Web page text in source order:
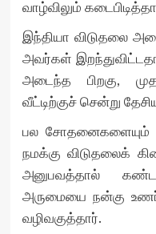
வாழ்விலும்
இந்தியா விடுதலை
அவர்கள்
அடைந்த பிறகு,
வீட்டிற்குச் சென்று
பல சோதனைகளையும்
நமக்கு விடுதலைக்
அனுபவத்தால் கண்ட
அருமையை நன்கு
வழிவகுத்தார்.